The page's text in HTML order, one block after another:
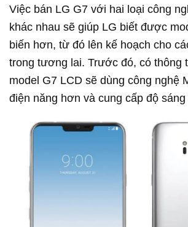
Việc bán LG G7 với hai loại công
khác nhau sẽ giúp LG biết được
biến hơn, từ đó lên kế hoạch cho
trong tương lai. Trước đó, có thông
model G7 LCD sẽ dùng công nghệ
điện năng hơn và cung cấp độ